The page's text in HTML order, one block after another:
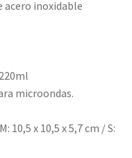
acero inoxidable
microondas.
10,5 x 10,5 x 5,7 cm / S: